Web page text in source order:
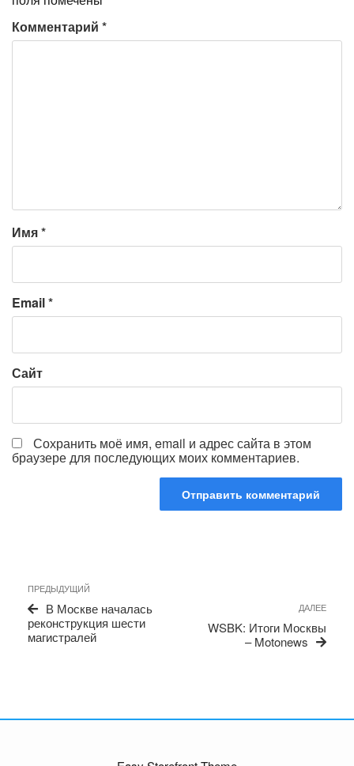
Комментарий *
Имя*
Email*
Сайт
Сохранить моё имя, email и адрес сайта в этом
браузере для последующих моих комментариев.
по
записям
Предыдущая
запись
ПРЕДЫДУЩИЙ
В Москве началась
реконструкция шести
магистралей
ДАЛЕЕ
WSBK: Итоги Москвы
– Motonews